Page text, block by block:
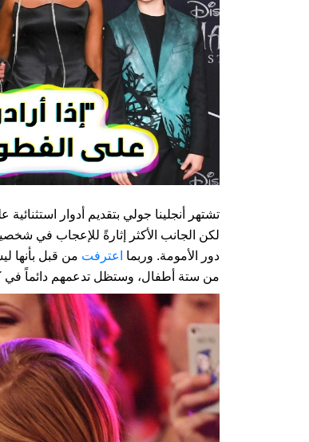
تشتهر أنجلينا جولي بتقديم أدوار
لكن الجانب الأكثر إثارةً للإعجاب في
دور الأمومة. وربما
اعترفت من قبل بأنها
من ستة أطفال، وستظل تدعمهم دائماً في